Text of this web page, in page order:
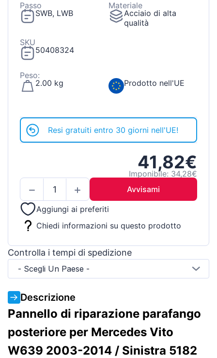
Passo
SWB, LWB
Materiale
Acciaio di alta
qualità
SKU
50408324
Peso:
2.00 kg
Prodotto nell'UE
Resi gratuiti entro 30 giorni nell'UE!
41,82€
Imponibile: 34,28€
Avvisami
Aggiungi ai preferiti
Chiedi informazioni su questo prodotto
Controlla i tempi di spedizione
- Scegli Un Paese -
Descrizione
Pannello di riparazione parafango
posteriore per Mercedes Vito
W639 2003-2014 / Sinistra 5182